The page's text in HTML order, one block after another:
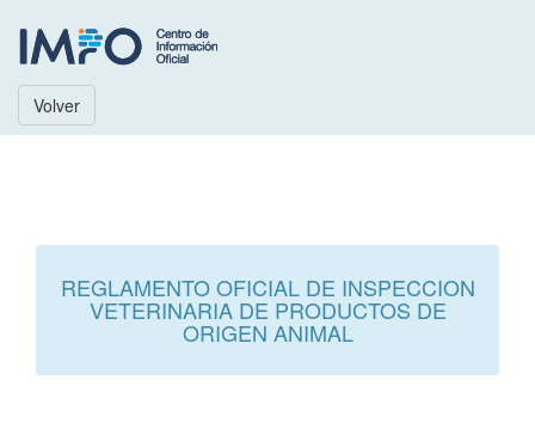
Volver
REGLAMENTO OFICIAL DE INSPECCION
VETERINARIA DE PRODUCTOS DE
ORIGEN ANIMAL